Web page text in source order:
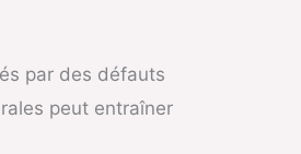
par des défauts
peut entraîner